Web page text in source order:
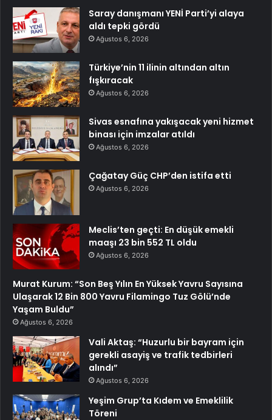
Saray danışmanı YENİ Parti’yi alaya
aldı tepki gördü
Ağustos 6, 2026
Türkiye’nin 11 ilinin altından altın
fışkıracak
Ağustos 6, 2026
Sivas esnafına yakışacak yeni hizmet
binası için imzalar atıldı
Ağustos 6, 2026
Çağatay Güç CHP’den istifa etti
Ağustos 6, 2026
Meclis’ten geçti: En düşük emekli
maaşı 23 bin 552 TL oldu
Ağustos 6, 2026
Murat Kurum: “Son Beş Yılın En Yüksek Yavru Sayısına
Ulaşarak 12 Bin 800 Yavru Filamingo Tuz Gölü’nde
Yaşam Buldu”
Ağustos 6, 2026
Vali Aktaş: “Huzurlu bir bayram için
gerekli asayiş ve trafik tedbirleri
alındı”
Ağustos 6, 2026
Yeşim Grup’ta Kıdem ve Emeklilik
Töreni